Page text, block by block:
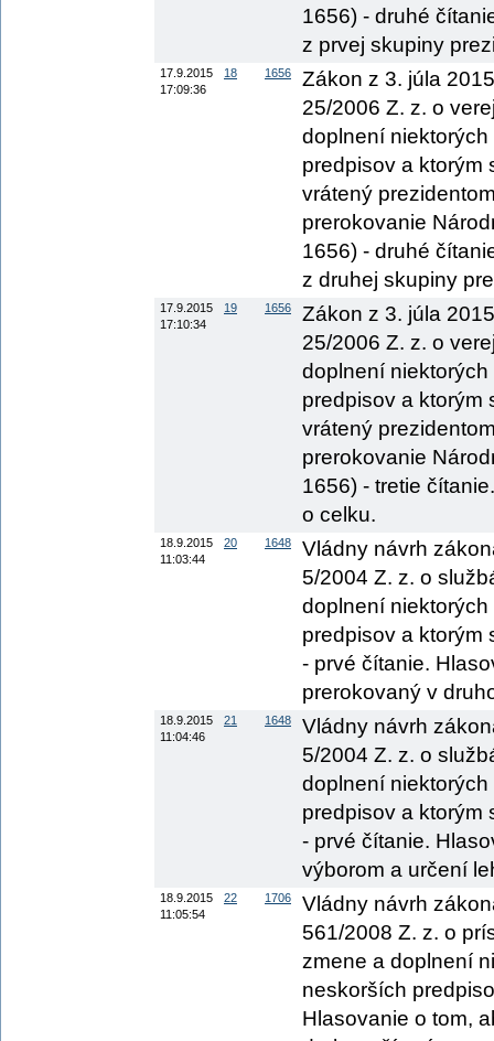
1656) - druhé
z prvej skupiny
17.9.2015
17:09:36
18 1656
Zákon z 3. júla
25/2006 Z. z. o
doplnení
predpisov a ktorým
vrátený
prerokovanie
1656) - druhé
z druhej skupiny
17.9.2015
17:10:34
19 1656
Zákon z 3. júla
25/2006 Z. z. o
doplnení
predpisov a ktorým
vrátený
prerokovanie
1656) - tretie
o celku.
18.9.2015
11:03:44
20 1648
Vládny návrh
5/2004 Z. z. o
doplnení
predpisov a ktorým
- prvé čítanie.
prerokovaný v
18.9.2015
11:04:46
21 1648
Vládny návrh
5/2004 Z. z. o
doplnení
predpisov a ktorým
- prvé čítanie.
výborom a určení
18.9.2015
11:05:54
22 1706
Vládny návrh
561/2008 Z. z. o
zmene a doplnení
neskorších
Hlasovanie o tom,